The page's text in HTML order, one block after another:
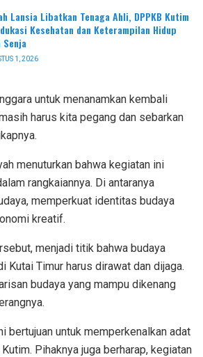
Lansia Libatkan Tenaga Ahli, DPPKB Kutim
Kesehatan dan Keterampilan Hidup
Senja
1, 2026
untuk menanamkan kembali
harus kita pegang dan sebarkan
menuturkan bahwa kegiatan ini
rangkaiannya. Di antaranya
memperkuat identitas budaya
kreatif.
menjadi titik bahwa budaya
Kutai Timur harus dirawat dan dijaga.
budaya yang mampu dikenang
bertujuan untuk memperkenalkan adat
Pihaknya juga berharap, kegiatan